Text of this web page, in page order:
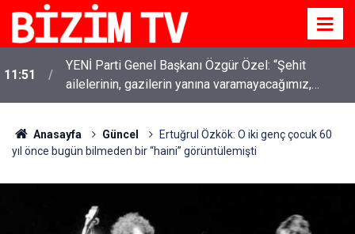
11:51
YENİ Parti Genel Başkanı Özgür Özel: “Şehit
ailelerinin, gazilerin yanına varamayacağımız,
gözüne bakamayacağımız işlerin içinde olmayız”
Anasayfa Güncel
Ertuğrul Özkök: O iki genç çocuk 60
yıl önce bugün bilmeden bir “haini” görüntülemişti